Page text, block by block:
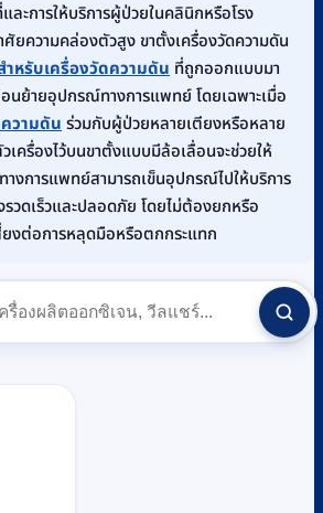
ละการให้บริการผู้ป่วยในคลินิกหรือโรง
ยความคล่องตัวสูง ขาตั้งเครื่องวัดความดัน
ำหรับเครื่องวัดความดัน ที่ถูกออกแบบมา
นย้ายอุปกรณ์ทางการแพทย์ โดยเฉพาะเมื่อ
วามดันร่วมกับผู้ป่วยหลายเตียงหรือหลาย
ครื่องไว้บนขาตั้งแบบมีล้อเลื่อนจะช่วยให้
งการแพทย์สามารถเข็นอุปกรณ์ไปให้บริการ
วดเร็วและปลอดภัย โดยไม่ต้องยกหรือ
ยงต่อการหลุดมือหรือตกกระแทก